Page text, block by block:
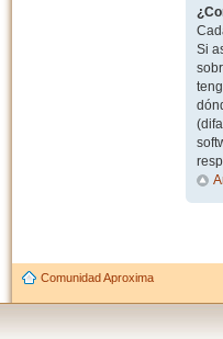
Si
Comunidad Aproxima